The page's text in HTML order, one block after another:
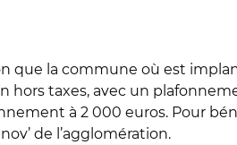
que la commune où est
hors taxes, avec un
à 2 000 euros. Pour
de l’agglomération.